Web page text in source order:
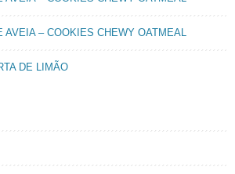
AVEIA – COOKIES CHEWY OATMEAL
DE LIMÃO